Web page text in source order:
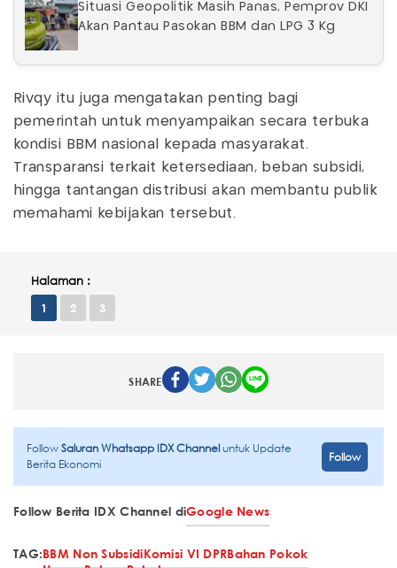
Situasi Geopolitik Masih Panas, Pemprov DKI
Akan Pantau Pasokan BBM dan LPG 3 Kg
Rivqy itu juga mengatakan penting bagi
pemerintah untuk menyampaikan secara terbuka
kondisi BBM nasional kepada masyarakat.
Transparansi terkait ketersediaan, beban subsidi,
hingga tantangan distribusi akan membantu publik
memahami kebijakan tersebut.
Halaman :
1 2 3
SHARE
FollowSaluran Whatsapp IDX Channeluntuk Update
Berita Ekonomi
Follow
Follow Berita IDX Channel diGoogle News
TAG:BBM Non SubsidiKomisi VI DPRBahan Pokok